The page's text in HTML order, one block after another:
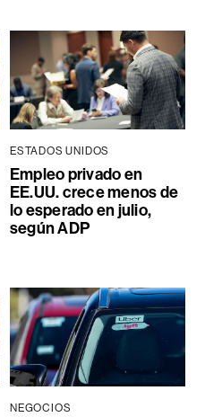
ESTADOS UNIDOS
Empleo privado en
EE.UU. crece menos de
lo esperado en julio,
según ADP
NEGOCIOS